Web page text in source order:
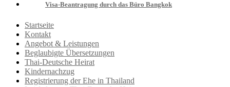
Visa-Beantragung durch das Büro Bangkok
Startseite
Kontakt
Angebot & Leistungen
Beglaubigte Übersetzungen
Thai-Deutsche Heirat
Kindernachzug
Registrierung der Ehe in Thailand